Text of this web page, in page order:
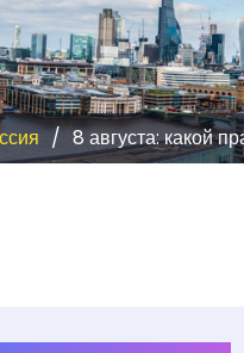
8 августа: какой